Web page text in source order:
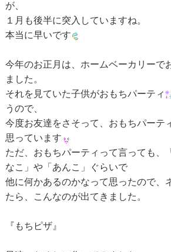
が、
１月も後半に突入していますね。
本当に早いです
今年のお正月は、ホームベーカリーで
ました。
それを見ていた子供がおもちパーティ
うので、
今度お友達をさそって、おもちパーテ
思っています
ただ、おもちパーティって言っても、
なこ」や「あんこ」ぐらいで
他に何かあるのかなって思ったので、
たら、こんなのが出てきました。
『もちピザ』